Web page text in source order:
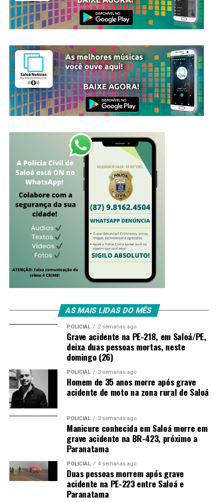
AS MAIS LIDAS DO MÊS
POLICIAL 2 semanas ago
Grave acidente na PE-218, em Saloá/PE,
deixa duas pessoas mortas, neste
domingo (26)
POLICIAL 3 semanas ago
Homem de 35 anos morre após grave
acidente de moto na zona rural de Saloá
POLICIAL 3 semanas ago
Manicure conhecida em Saloá morre em
grave acidente na BR-423, próximo a
Paranatama
POLICIAL 4 semanas ago
Duas pessoas morrem após grave
acidente na PE-223 entre Saloá e
Paranatama